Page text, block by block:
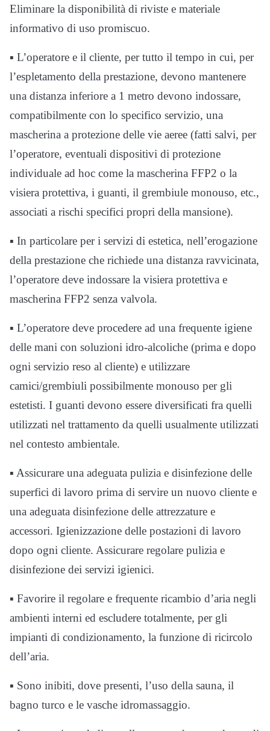
Eliminare la disponibilità di riviste e materiale
informativo di uso promiscuo.
▪ L’operatore e il cliente, per tutto il tempo in cui, per
l’espletamento della prestazione, devono mantenere
una distanza inferiore a 1 metro devono indossare,
compatibilmente con lo specifico servizio, una
mascherina a protezione delle vie aeree (fatti salvi, per
l’operatore, eventuali dispositivi di protezione
individuale ad hoc come la mascherina FFP2 o la
visiera protettiva, i guanti, il grembiule monouso, etc.,
associati a rischi specifici propri della mansione).
▪ In particolare per i servizi di estetica, nell’erogazione
della prestazione che richiede una distanza ravvicinata,
l’operatore deve indossare la visiera protettiva e
mascherina FFP2 senza valvola.
▪ L’operatore deve procedere ad una frequente igiene
delle mani con soluzioni idro-alcoliche (prima e dopo
ogni servizio reso al cliente) e utilizzare
camici/grembiuli possibilmente monouso per gli
estetisti. I guanti devono essere diversificati fra quelli
utilizzati nel trattamento da quelli usualmente utilizzati
nel contesto ambientale.
▪ Assicurare una adeguata pulizia e disinfezione delle
superfici di lavoro prima di servire un nuovo cliente e
una adeguata disinfezione delle attrezzature e
accessori. Igienizzazione delle postazioni di lavoro
dopo ogni cliente. Assicurare regolare pulizia e
disinfezione dei servizi igienici.
▪ Favorire il regolare e frequente ricambio d’aria negli
ambienti interni ed escludere totalmente, per gli
impianti di condizionamento, la funzione di ricircolo
dell’aria.
▪ Sono inibiti, dove presenti, l’uso della sauna, il
bagno turco e le vasche idromassaggio.